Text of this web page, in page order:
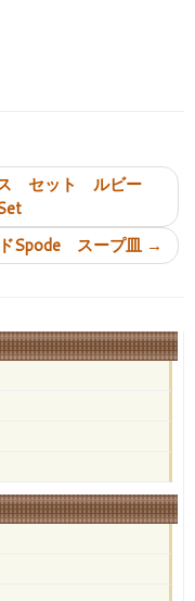
セット ルビー
Spode スープ皿 →